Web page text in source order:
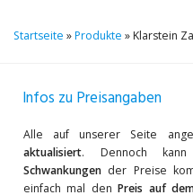
Startseite »Produkte »Klarstein
Infos zu Preisangaben
Alle auf unserer Seite
aktualisiert. Dennoch
Schwankungen der Preise
einfach mal denPreis auf